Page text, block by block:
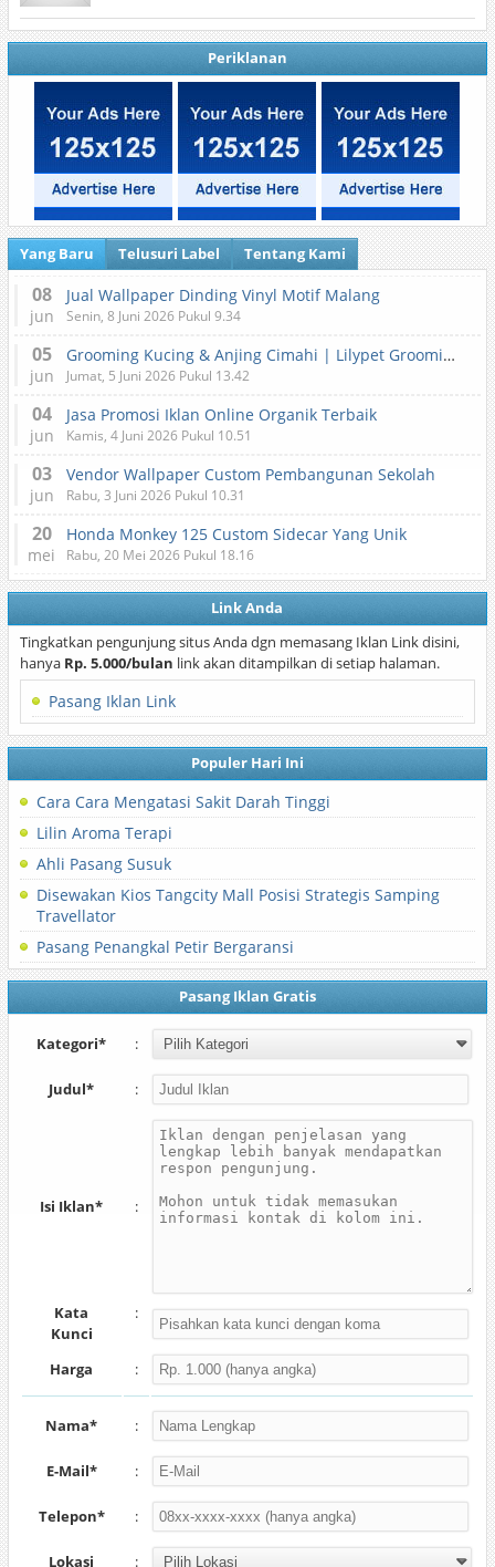
Periklanan
Yang Baru Telusuri Label Tentang Kami
08
jun
Jual Wallpaper Dinding Vinyl Motif Malang
Senin, 8 Juni 2026 Pukul 9.34
05
jun
Grooming Kucing & Anjing Cimahi | Lilypet Grooming & Pet Hotel
Jumat, 5 Juni 2026 Pukul 13.42
04
jun
Jasa Promosi Iklan Online Organik Terbaik
Kamis, 4 Juni 2026 Pukul 10.51
03
jun
Vendor Wallpaper Custom Pembangunan Sekolah
Rabu, 3 Juni 2026 Pukul 10.31
20
mei
Honda Monkey 125 Custom Sidecar Yang Unik
Rabu, 20 Mei 2026 Pukul 18.16
Link Anda
Tingkatkan pengunjung situs Anda dgn memasang Iklan Link disini,
hanya Rp. 5.000/bulan link akan ditampilkan di setiap halaman.
Pasang Iklan Link
Populer Hari Ini
Cara Cara Mengatasi Sakit Darah Tinggi
Lilin Aroma Terapi
Ahli Pasang Susuk
Disewakan Kios Tangcity Mall Posisi Strategis Samping
Travellator
Pasang Penangkal Petir Bergaransi
Pasang Iklan Gratis
Kategori* :
Judul* :
Isi Iklan* :
Kata
Kunci
:
Harga :
Nama* :
E-Mail* :
Telepon* :
Lokasi :